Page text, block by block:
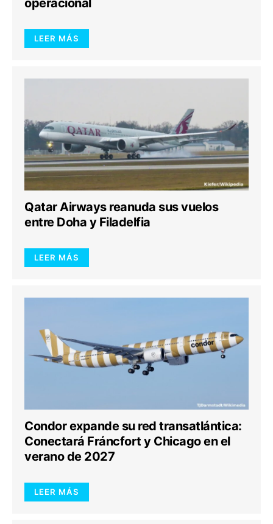
operacional
LEER MÁS
Qatar Airways reanuda sus vuelos
entre Doha y Filadelfia
LEER MÁS
Condor expande su red transatlántica:
Conectará Fráncfort y Chicago en el
verano de 2027
LEER MÁS